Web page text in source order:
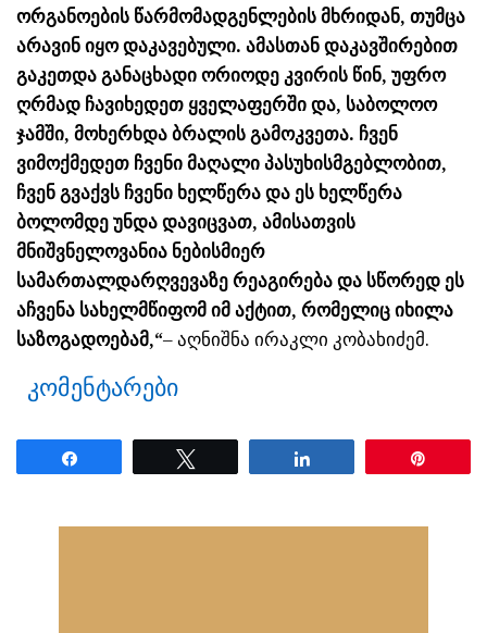
ორგანოების წარმომადგენლების მხრიდან, თუმცა
არავინ იყო დაკავებული. ამასთან დაკავშირებით
გაკეთდა განაცხადი ორიოდე კვირის წინ, უფრო
ღრმად ჩავიხედეთ ყველაფერში და, საბოლოო
ჯამში, მოხერხდა ბრალის გამოკვეთა. ჩვენ
ვიმოქმედეთ ჩვენი მაღალი პასუხისმგებლობით,
ჩვენ გვაქვს ჩვენი ხელწერა და ეს ხელწერა
ბოლომდე უნდა დავიცვათ, ამისათვის
მნიშვნელოვანია ნებისმიერ
სამართალდარღვევაზე რეაგირება და სწორედ ეს
აჩვენა სახელმწიფომ იმ აქტით, რომელიც იხილა
საზოგადოებამ,“– აღნიშნა ირაკლი კობახიძემ.
კომენტარები